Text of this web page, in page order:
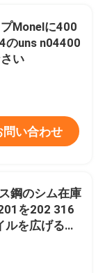
Monelに400
のuns n04400
い
問い合わせ
鋼のシム在庫
を202 316
を広げる除